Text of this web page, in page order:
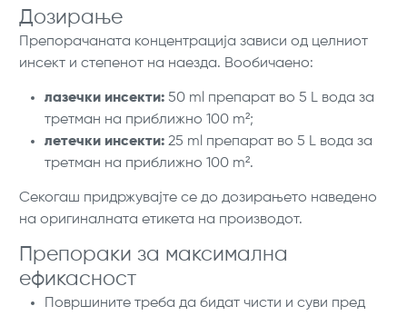
Дозирање
Препорачаната концентрација зависи од целниот
инсект и степенот на наезда. Вообичаено:
лазечки инсекти: 50 ml препарат во 5 L вода за
третман на приближно 100 m²;
летечки инсекти: 25 ml препарат во 5 L вода за
третман на приближно 100 m².
Секогаш придржувајте се до дозирањето наведено
на оригиналната етикета на производот.
Препораки за максимална
ефикасност
Површините треба да бидат чисти и суви пред